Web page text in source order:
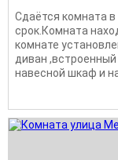
Сдаётся комната
срок.Комната
комнате
диван
навесной шкаф и